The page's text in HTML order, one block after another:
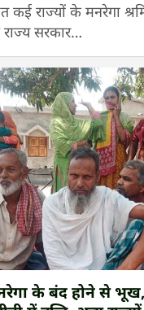
कई राज्यों के मनरेगा
राज्य सरकार…
के बंद होने से